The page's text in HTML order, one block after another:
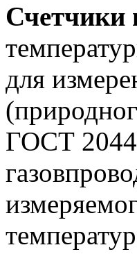
Счетчики
для
ГОСТ